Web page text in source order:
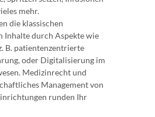
mehr.
die klassischen
Inhalte durch Aspekte wie
B. patientenzentrierte
oder Digitalisierung im
Medizinrecht und
Management von
runden Ihr